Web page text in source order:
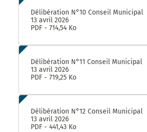
Délibération N°10 Conseil Municipal
13 avril 2026
PDF - 714,54 Ko
Délibération N°11 Conseil Municipal
13 avril 2026
PDF - 719,25 Ko
Délibération N°12 Conseil Municipal
13 avril 2026
PDF - 441,43 Ko